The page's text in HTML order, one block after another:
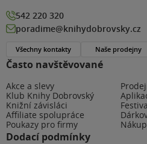
Často navštěvované
Akce a slevy
Klub Knihy Dobrovský
Knižní závisláci
Affiliate spolupráce
Poukazy pro firmy
Dodací podmínky
542 220 320
poradime@knihydobrovsky.cz
Všechny kontakty Naše prodejny